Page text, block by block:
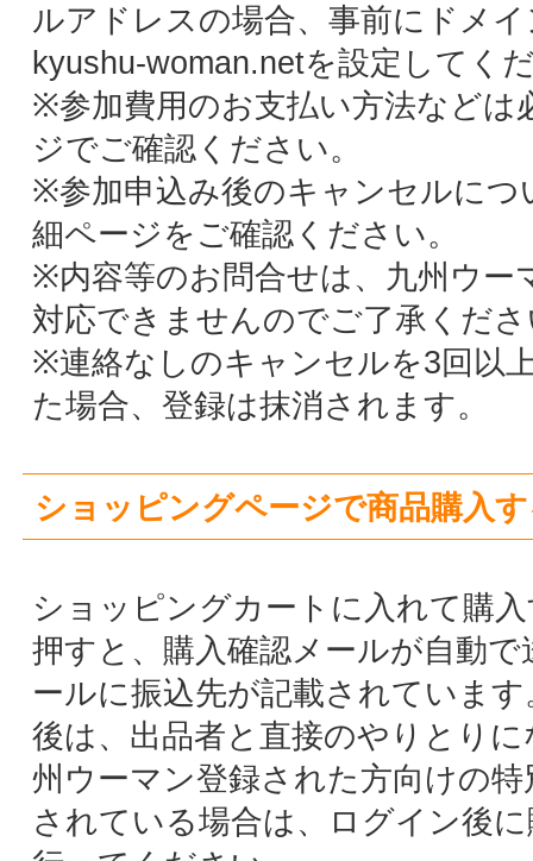
行ってください。
クーポンを使う
クーポンは、それぞれ記載されている期限や
容でご利用ください。九州ウーマン登録され
方向けの特別表記がある場合は、ログイン後
クーポンの取得を行ってください。
九州ウーマンPROへメッセージを送る／お問
合せをする
ンPROへのお問合せやメッセージを送ること
ができます。返答は九州ウーマンPROから直
へメールが届きます。
登録情報を変更する
設定されたＩＤとパスワードを入力してログ
ンしてください。 マイページ「情報の確認・
変更」で基本情報を変更できます。
お知らせメールについて